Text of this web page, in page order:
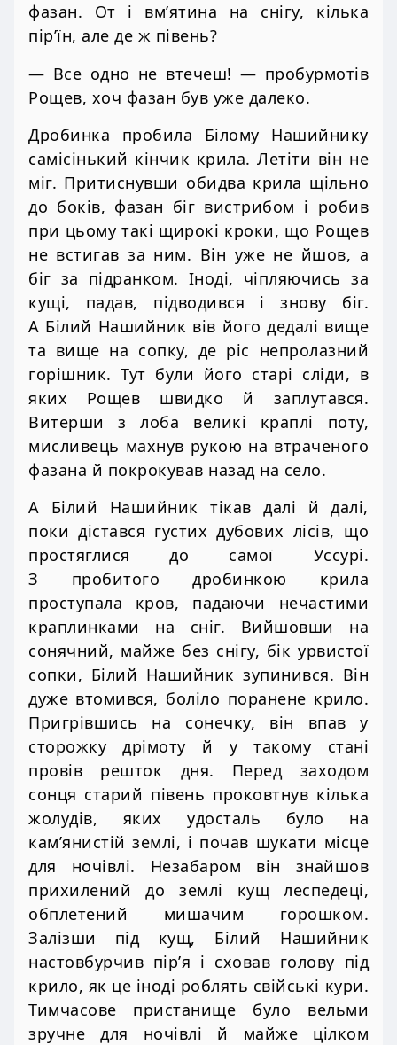
фазан. От і вм’ятина на снігу, кілька
пір’їн, але де ж півень?
— Все одно не втечеш! — пробурмотів
Рощев, хоч фазан був уже далеко.
Дробинка пробила Білому Нашийнику
самісінький кінчик крила. Летіти він не
міг. Притиснувши обидва крила щільно
до боків, фазан біг вистрибом і робив
при цьому такі щирокі кроки, що Рощев
не встигав за ним. Він уже не йшов, а
біг за підранком. Іноді, чіпляючись за
кущі, падав, підводився і знову біг.
А Білий Нашийник вів його дедалі вище
та вище на сопку, де ріс непролазний
горішник. Тут були його старі сліди, в
яких Рощев швидко й заплутався.
Витерши з лоба великі краплі поту,
мисливець махнув рукою на втраченого
фазана й покрокував назад на село.
А Білий Нашийник тікав далі й далі,
поки дістався густих дубових лісів, що
простяглися до самої Уссурі.
З пробитого дробинкою крила
проступала кров, падаючи нечастими
краплинками на сніг. Вийшовши на
сонячний, майже без снігу, бік урвистої
сопки, Білий Нашийник зупинився. Він
дуже втомився, боліло поранене крило.
Пригрівшись на сонечку, він впав у
сторожку дрімоту й у такому стані
провів решток дня. Перед заходом
сонця старий півень проковтнув кілька
жолудів, яких удосталь було на
кам’янистій землі, і почав шукати місце
для ночівлі. Незабаром він знайшов
прихилений до землі кущ леспедеці,
обплетений мишачим горошком.
Залізши під кущ, Білий Нашийник
настовбурчив пір’я і сховав голову під
крило, як це іноді роблять свійські кури.
Тимчасове пристанище було вельми
зручне для ночівлі й майже цілком